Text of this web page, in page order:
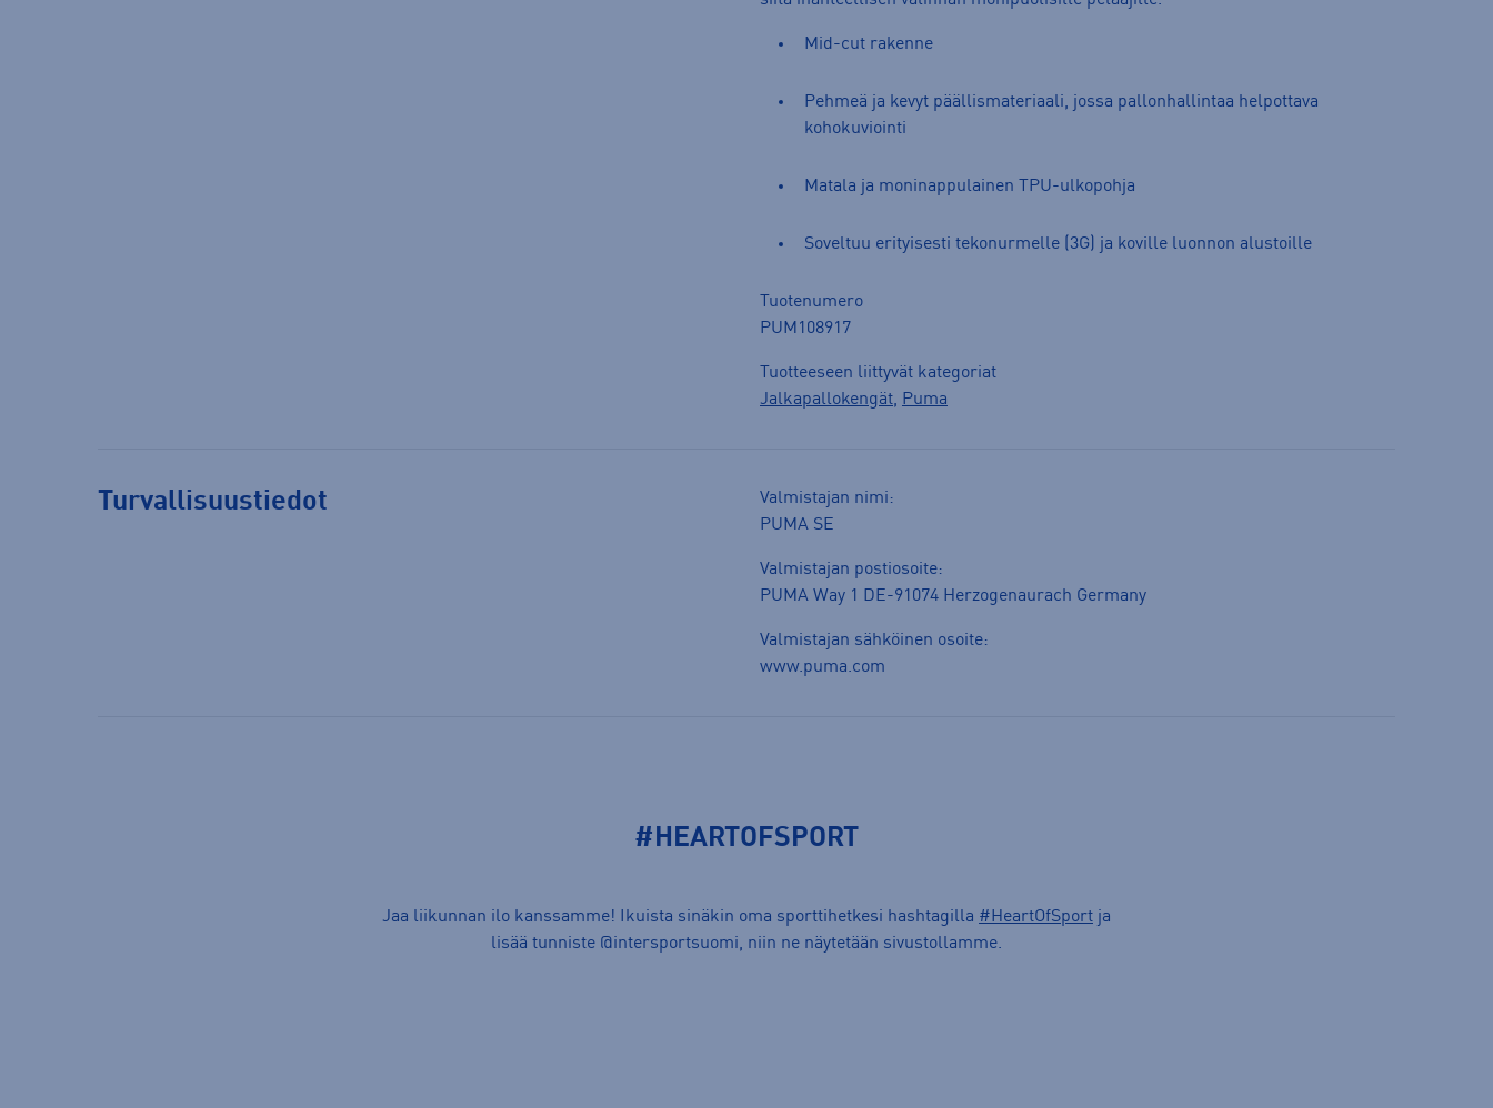
Mid-cut rakenne
Pehmeä ja kevyt päällismateriaali, jossa pallonhallintaa helpottava
kohokuviointi
Matala ja moninappulainen TPU-ulkopohja
Soveltuu erityisesti tekonurmelle (3G) ja koville luonnon alustoille
Tuotenumero
PUM108917
Tuotteeseen liittyvät kategoriat
Jalkapallokengät, Puma
Turvallisuustiedot
Valmistajan nimi:
PUMA SE
Valmistajan postiosoite:
PUMA Way 1 DE-91074 Herzogenaurach Germany
Valmistajan sähköinen osoite:
www.puma.com
#HEARTOFSPORT
Jaa liikunnan ilo kanssamme! Ikuista sinäkin oma sporttihetkesi hashtagilla #HeartOfSport ja
lisää tunniste @intersportsuomi, niin ne näytetään sivustollamme.